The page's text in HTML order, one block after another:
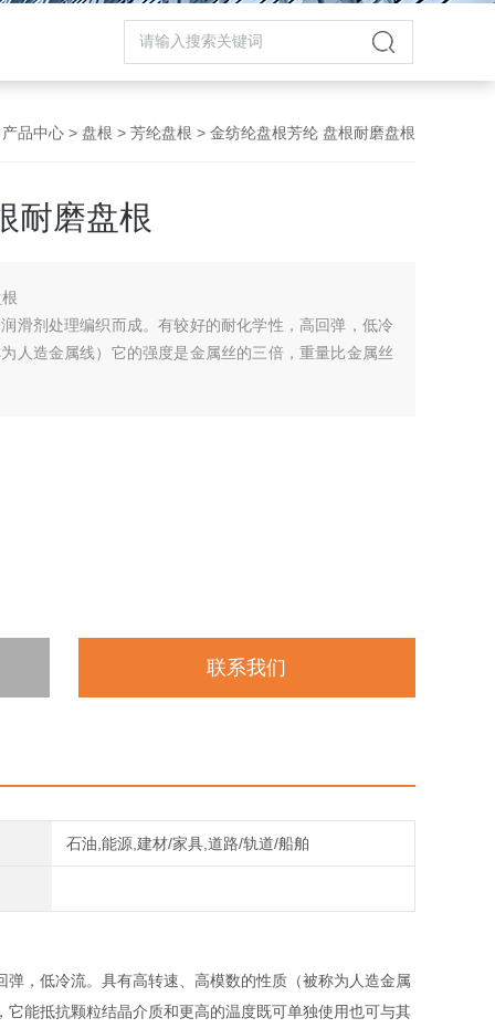
产品中心 > 盘根 > 芳纶盘根 > 金纺纶盘根芳纶 盘根耐磨盘根
耐磨盘根
滑剂处理编织而成。有较好的耐化学性，高回弹，低冷
人造金属线）它的强度是金属丝的三倍，重量比金属丝
联系我们
石油,能源,建材/家具,道路/轨道/船舶
，低冷流。具有高转速、高模数的性质（被称为人造金属
能抵抗颗粒结晶介质和更高的温度既可单独使用也可与其